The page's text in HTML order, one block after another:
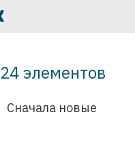
элементов
Сначала новые